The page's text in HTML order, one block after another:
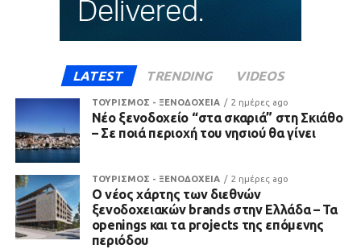
LATEST TRENDING VIDEOS
ΤΟΥΡΙΣΜΟΣ - ΞΕΝΟΔΟΧΕΙΑ 2 ημέρες ago
Νέο ξενοδοχείο “στα σκαριά” στη Σκιάθο
– Σε ποιά περιοχή του νησιού θα γίνει
ΤΟΥΡΙΣΜΟΣ - ΞΕΝΟΔΟΧΕΙΑ 2 ημέρες ago
Ο νέος χάρτης των διεθνών
ξενοδοχειακών brands στην Ελλάδα – Τα
openings και τα projects της επόμενης
περιόδου